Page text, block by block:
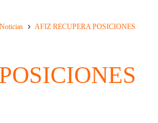
AFIZ RECUPERA POSICIONES